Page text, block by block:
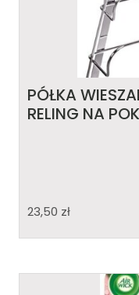
PÓŁKA
RELING NA
23,50 zł